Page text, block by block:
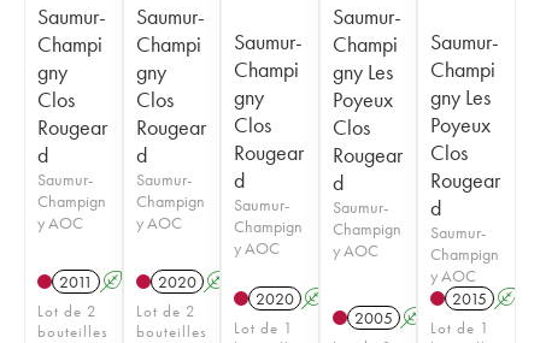
Saumur-
Champi
gny
Clos
Rougear
d
Saumur-
Champign
y AOC
2011 A
Lot de 2
bouteilles
Saumur-
Champi
gny
Clos
Rougear
d
Saumur-
Champign
y AOC
2020 A
Lot de 2
bouteilles
Saumur-
Champi
gny
Clos
Rougear
d
Saumur-
Champign
y AOC
2020 A
Lot de 1
Saumur-
Champi
gny Les
Poyeux
Clos
Rougear
d
Saumur-
Champign
y AOC
2005 A
Saumur-
Champi
gny Les
Poyeux
Clos
Rougear
d
Saumur-
Champign
y AOC
2015 A
Lot de 1